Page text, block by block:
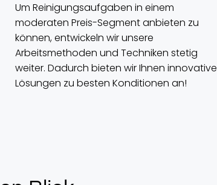
Um Reinigungsaufgaben in einem
moderaten Preis-Segment anbieten zu
können, entwickeln wir unsere
Arbeitsmethoden und Techniken stetig
weiter. Dadurch bieten wir Ihnen innovative
Lösungen zu besten Konditionen an!